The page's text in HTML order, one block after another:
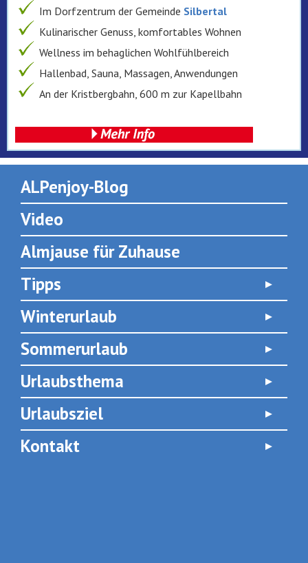
Im Dorfzentrum der Gemeinde Silbertal
Kulinarischer Genuss, komfortables Wohnen
Wellness im behaglichen Wohlfühlbereich
Hallenbad, Sauna, Massagen, Anwendungen
An der Kristbergbahn, 600 m zur Kapellbahn
ALPenjoy-Blog
Video
Almjause für Zuhause
Tipps
Winterurlaub
Sommerurlaub
Urlaubsthema
Urlaubsziel
Kontakt